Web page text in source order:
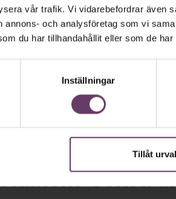
vår trafik. Vi vidarebefordrar även
annons- och analysföretag som vi
du har tillhandahållit eller som de
Inställningar
Tillåt urval
och utbildningsinsatser.
kanske också